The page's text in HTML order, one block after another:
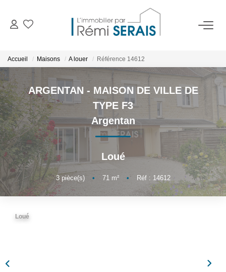
LOUER
VENDRE
BIENS VENDUS
ADMINISTRATION DE BIENS
Gestion
Accueil Maisons A louer Référence 14612
ARGENTAN - MAISON DE VILLE DE
TYPE F3
Argentan
Loué
3pièce(s) • 71 m² • Réf : 14612
Loué